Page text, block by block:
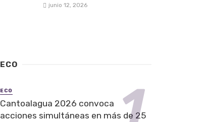
junio 12, 2026
ECO
ECO
Cantoalagua 2026 convoca
acciones simultáneas en más de 25